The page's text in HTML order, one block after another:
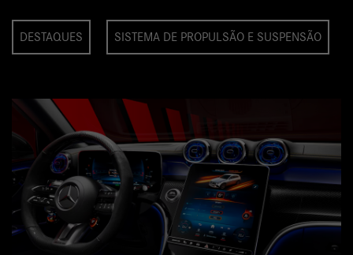
DESTAQUES SISTEMA DE PROPULSÃO E SUSPENSÃO